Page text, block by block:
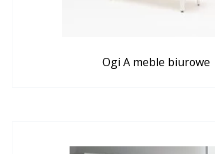
Ogi A meble biurowe